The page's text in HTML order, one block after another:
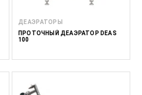
ДЕАЭРАТОРЫ
ПРОТОЧНЫЙ ДЕАЭРАТОР DEAS
100